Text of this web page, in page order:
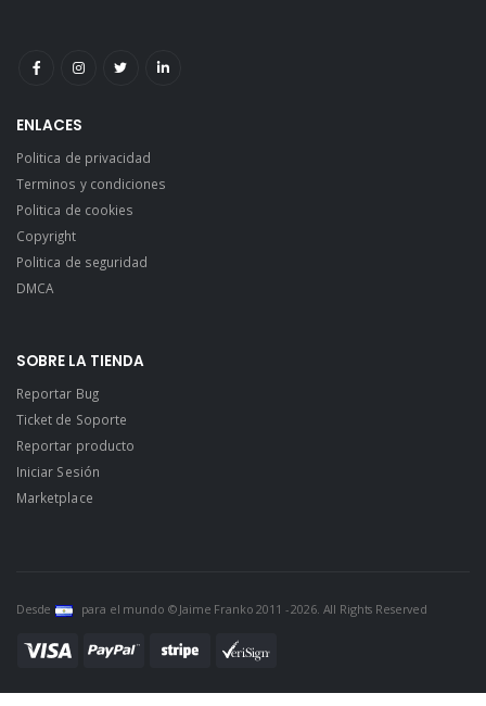
ENLACES
Politica de privacidad
Terminos y condiciones
Politica de cookies
Copyright
Politica de seguridad
DMCA
SOBRE LA TIENDA
Reportar Bug
Ticket de Soporte
Reportar producto
Iniciar Sesión
Marketplace
Desde para el mundo © Jaime Franko 2011 - 2026. All Rights Reserved